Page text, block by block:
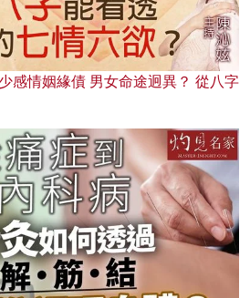
感情姻緣債 男女命途迥異？ 從八字